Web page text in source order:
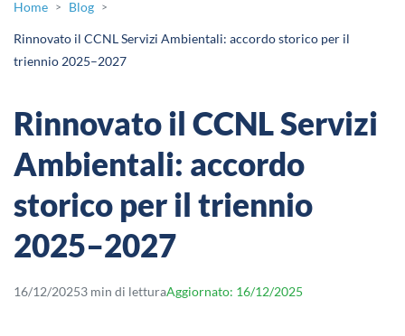
Home > Blog >
Rinnovato il CCNL Servizi Ambientali: accordo storico per il
triennio 2025–2027
Rinnovato il CCNL Servizi
Ambientali: accordo
storico per il triennio
2025–2027
16/12/20253 min di letturaAggiornato: 16/12/2025